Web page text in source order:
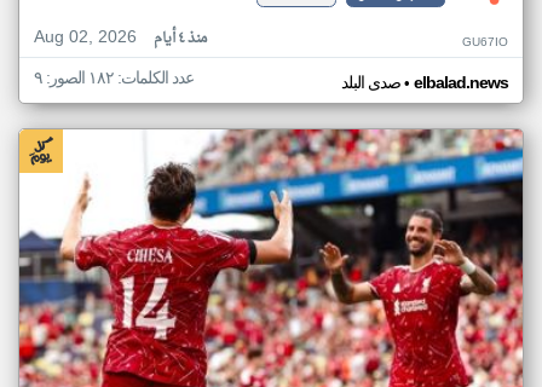
Aug 02, 2026
منذ ٤ أيام GU67IO
صدى البلد• elbalad.news عدد الكلمات: ١٨٢ الصور: ٩